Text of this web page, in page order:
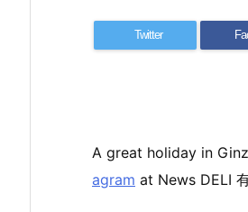
Twitter
A great holiday in
agram at News DELI